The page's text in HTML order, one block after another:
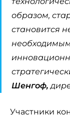
образом,
становится
Шенгоф,
Участники